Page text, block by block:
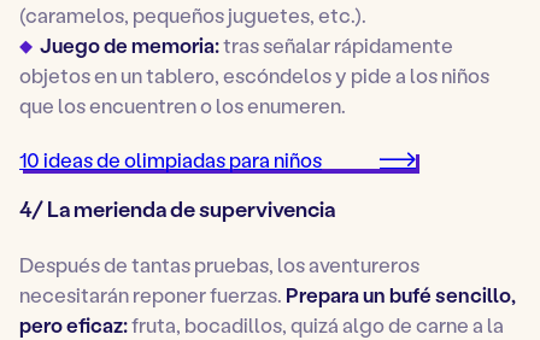
(caramelos, pequeños juguetes, etc.).
Juego de memoria:tras señalar rápidamente
objetos en un tablero, escóndelos y pide a los niños
que los encuentren o los enumeren.
10 ideas de olimpiadas para niños
4/ La merienda de supervivencia
Después de tantas pruebas, los aventureros
necesitarán reponer fuerzas. Prepara un bufé sencillo,
pero eficaz:fruta, bocadillos, quizá algo de carne a la